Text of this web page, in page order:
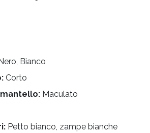
Bianco
Corto
Maculato
Petto bianco, zampe bianche